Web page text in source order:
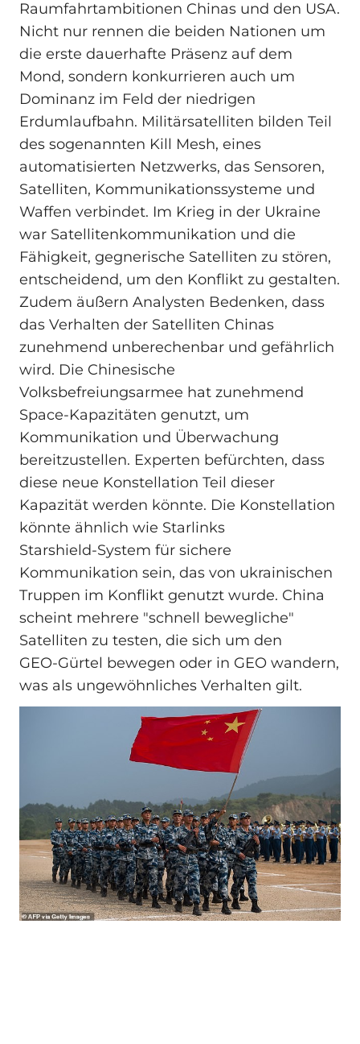
Raumfahrtambitionen Chinas und den USA.
Nicht nur rennen die beiden Nationen um
die erste dauerhafte Präsenz auf dem
Mond, sondern konkurrieren auch um
Dominanz im Feld der niedrigen
Erdumlaufbahn. Militärsatelliten bilden Teil
des sogenannten Kill Mesh, eines
automatisierten Netzwerks, das Sensoren,
Satelliten, Kommunikationssysteme und
Waffen verbindet. Im Krieg in der Ukraine
war Satellitenkommunikation und die
Fähigkeit, gegnerische Satelliten zu stören,
entscheidend, um den Konflikt zu gestalten.
Zudem äußern Analysten Bedenken, dass
das Verhalten der Satelliten Chinas
zunehmend unberechenbar und gefährlich
wird. Die Chinesische
Volksbefreiungsarmee hat zunehmend
Space‑Kapazitäten genutzt, um
Kommunikation und Überwachung
bereitzustellen. Experten befürchten, dass
diese neue Konstellation Teil dieser
Kapazität werden könnte. Die Konstellation
könnte ähnlich wie Starlinks
Starshield‑System für sichere
Kommunikation sein, das von ukrainischen
Truppen im Konflikt genutzt wurde. China
scheint mehrere "schnell bewegliche"
Satelliten zu testen, die sich um den
GEO‑Gürtel bewegen oder in GEO wandern,
was als ungewöhnliches Verhalten gilt.